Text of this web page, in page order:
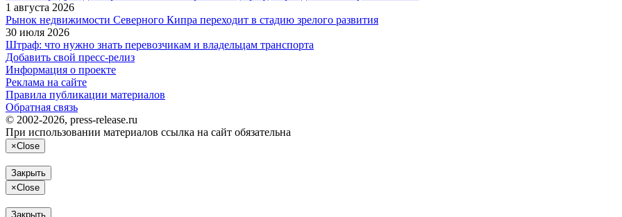
1 августа 2026
Рынок недвижимости Северного Кипра переходит в стадию зрелого развития
30 июля 2026
Штраф: что нужно знать перевозчикам и владельцам транспорта
Добавить свой пресс-релиз
Информация о проекте
Реклама на сайте
Правила публикации материалов
Обратная связь
© 2002-2026, press-release.ru
При использовании материалов ссылка на сайт обязательна
×Close
Закрыть
×Close
Закрыть